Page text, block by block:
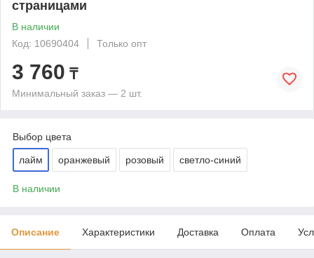
страницами
В наличии
Код: 10690404
Только опт
3 760 ₸
Минимальный заказ — 2 шт.
Выбор цвета
лайм оранжевый розовый светло-синий
В наличии
Описание Характеристики Доставка Оплата